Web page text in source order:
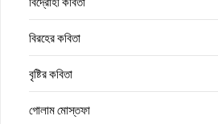
বিরহের কবিতা
বৃষ্টির কবিতা
গোলাম মোস্তফা